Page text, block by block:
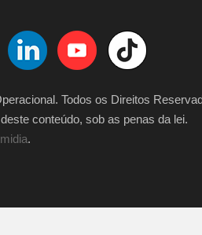
Todos os Direitos
conteúdo, sob as penas da lei.
.